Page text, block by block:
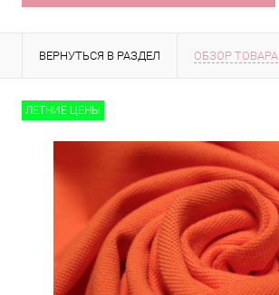
ВЕРНУТЬСЯ В РАЗДЕЛ ОБЗОР ТОВАРА
ЛЕТНИЕ ЦЕНЫ